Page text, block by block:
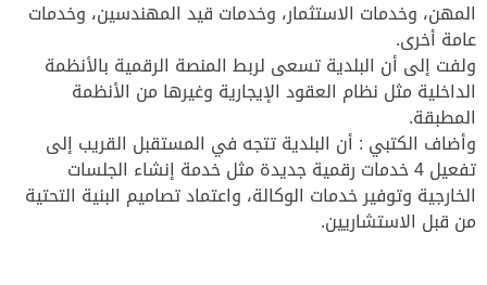
المهن، وخدمات الاستثمار، وخدمات قيد المهندسين، وخدمات
عامة أخرى.
ولفت إلى أن البلدية تسعى لربط المنصة الرقمية بالأنظمة
الداخلية مثل نظام العقود الإيجارية وغيرها من الأنظمة
المطبقة.
وأضاف الكتبي : أن البلدية تتجه في المستقبل القريب إلى
تفعيل 4 خدمات رقمية جديدة مثل خدمة إنشاء الجلسات
الخارجية وتوفير خدمات الوكالة، واعتماد تصاميم البنية التحتية
من قبل الاستشاريين.